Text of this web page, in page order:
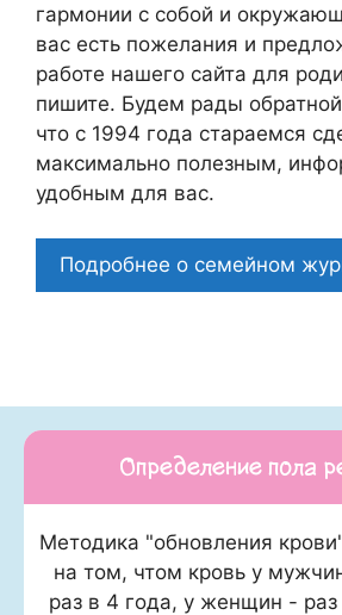
гармонии с собой и
вас есть пожелания и
работе нашего сайта для
пишите. Будем рады
что c 1994 года стараемся
максимально полезным,
удобным для вас.
Подробнее о семейном
Определение пола
Методика "обновления
на том, чтом кровь у
раз в 4 года, у женщин - раз